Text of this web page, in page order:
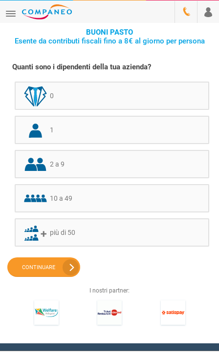
BUONI PASTO
Esente da contributi fiscali fino a 8€ al giorno per persona
Quanti sono i dipendenti della tua azienda?
0
1
2 a 9
10 a 49
più di 50
CONTINUARE
I nostri partner: